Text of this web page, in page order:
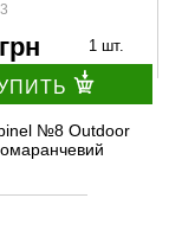
1 шт.
№8 Outdoor